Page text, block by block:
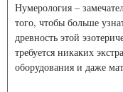
Нумерология –
того, чтобы больше
древность этой
требуется никаких
оборудования и даже